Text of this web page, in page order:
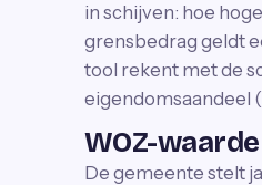
in schijven: hoe
grensbedrag geldt
tool rekent met de
eigendomsaandeel
WOZ-
De gemeente stelt